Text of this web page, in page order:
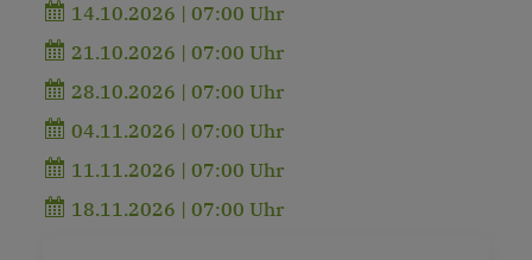
14.10.2026 | 07:00 Uhr
21.10.2026 | 07:00 Uhr
28.10.2026 | 07:00 Uhr
04.11.2026 | 07:00 Uhr
11.11.2026 | 07:00 Uhr
18.11.2026 | 07:00 Uhr